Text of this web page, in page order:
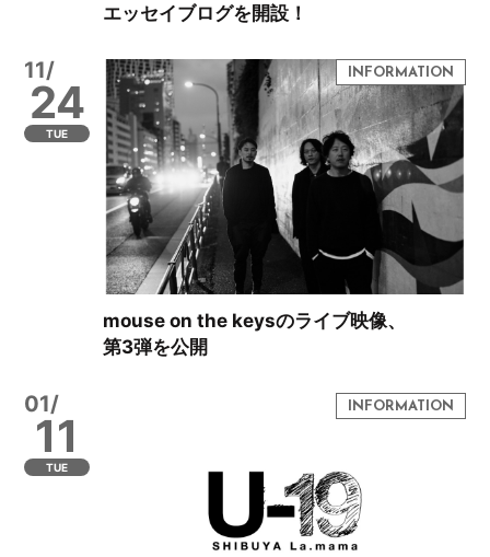
エッセイブログを開設！
11/
24
TUE
mouse on the keysのライブ映像、
第3弾を公開
01/
11
TUE